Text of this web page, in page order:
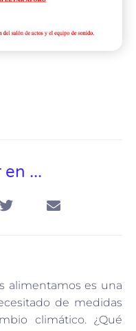
...
alimentamos es una
de medidas
climático. ¿Qué